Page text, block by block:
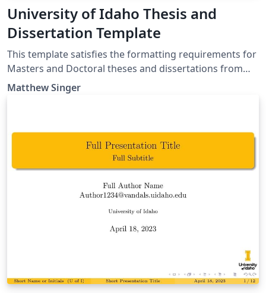
University of Idaho Thesis and
Dissertation Template
This template satisfies the formatting requirements for
Masters and Doctoral theses and dissertations from
the College of Graduate Studies at the University of
Idaho. It's easy to use and allows you to write each
Matthew Singer